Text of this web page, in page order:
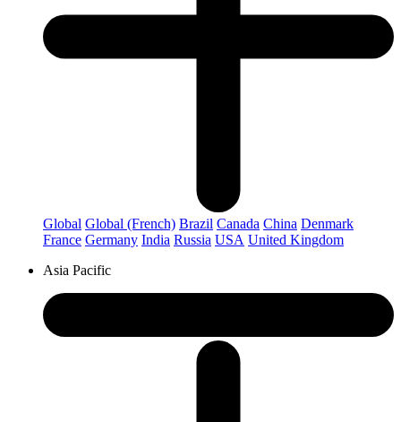
Global Global (French) Brazil Canada China Denmark
France Germany India Russia USA United Kingdom
Asia Pacific